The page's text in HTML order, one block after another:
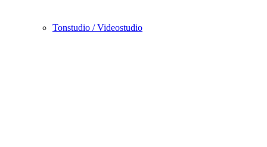
Tonstudio / Videostudio